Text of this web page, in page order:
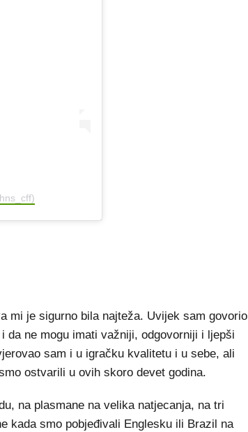
mi je sigurno bila najteža. Uvijek sam govorio
da ne mogu imati važniji, odgovorniji i ljepši
sam i u igračku kvalitetu i u sebe, ali
ostvarili u ovih skoro devet godina.
na plasmane na velika natjecanja, na tri
kada smo pobjeđivali Englesku ili Brazil na